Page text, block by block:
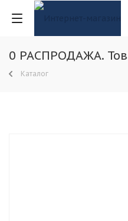
0 РАСПРОДАЖА.
Каталог